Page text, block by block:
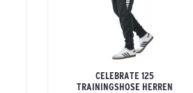
CELEBRATE 125
TRAININGSHOSE HERREN